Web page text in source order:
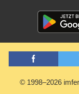
© 1998–2026